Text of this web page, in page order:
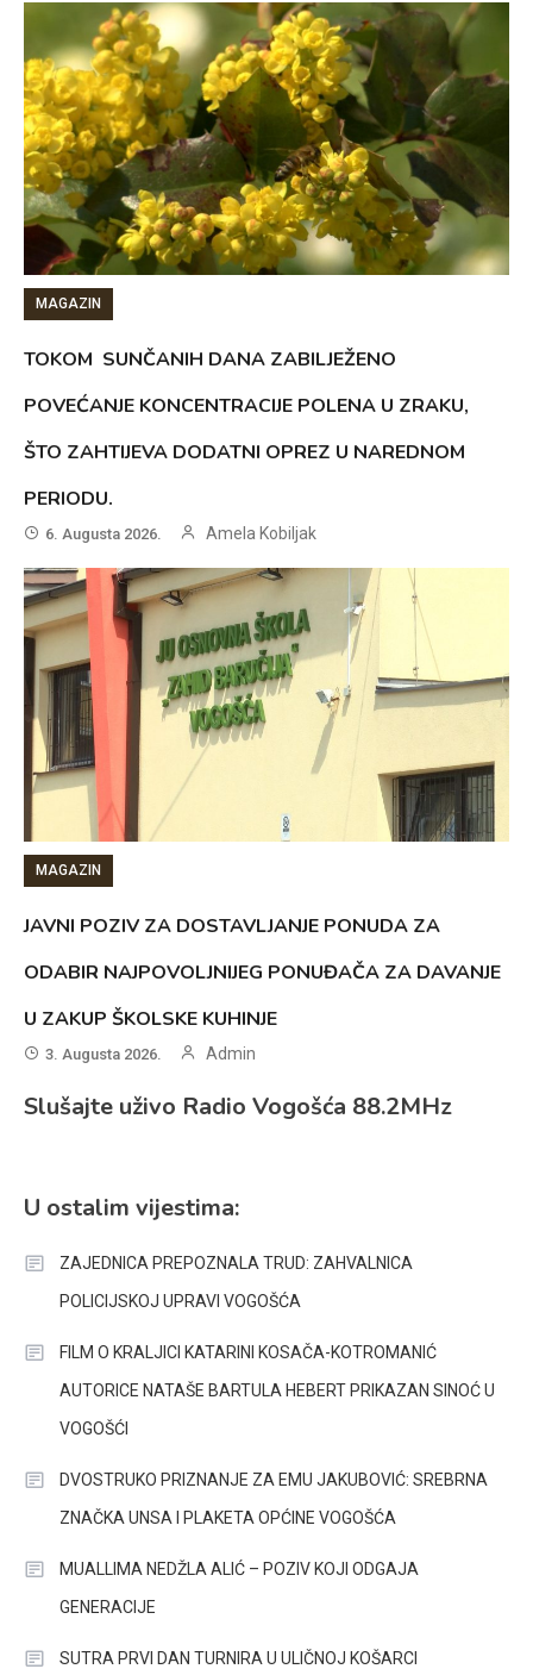
MAGAZIN
TOKOM SUNČANIH DANA ZABILJEŽENO
POVEĆANJE KONCENTRACIJE POLENA U ZRAKU,
ŠTO ZAHTIJEVA DODATNI OPREZ U NAREDNOM
PERIODU.
6. Augusta 2026. Amela Kobiljak
MAGAZIN
JAVNI POZIV ZA DOSTAVLJANJE PONUDA ZA
ODABIR NAJPOVOLJNIJEG PONUĐAČA ZA DAVANJE
U ZAKUP ŠKOLSKE KUHINJE
3. Augusta 2026. Admin
Slušajte uživo Radio Vogošća 88.2MHz
U ostalim vijestima:
ZAJEDNICA PREPOZNALA TRUD: ZAHVALNICA
POLICIJSKOJ UPRAVI VOGOŠĆA
FILM O KRALJICI KATARINI KOSAČA-KOTROMANIĆ
AUTORICE NATAŠE BARTULA HEBERT PRIKAZAN SINOĆ U
VOGOŠĆI
DVOSTRUKO PRIZNANJE ZA EMU JAKUBOVIĆ: SREBRNA
ZNAČKA UNSA I PLAKETA OPĆINE VOGOŠĆA
MUALLIMA NEDŽLA ALIĆ – POZIV KOJI ODGAJA
GENERACIJE
SUTRA PRVI DAN TURNIRA U ULIČNOJ KOŠARCI